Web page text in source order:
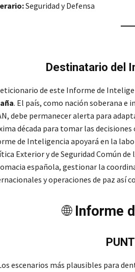
Seguridad y Defensa
Destinatario del
de este Informe de
. El país, como nación soberana e
debe permanecer alerta para
década para tomar las
de Inteligencia apoyará en la
Exterior y de Seguridad Común
española, gestionar la
y operaciones de paz así
🌐 Informe
escenarios más plausibles para